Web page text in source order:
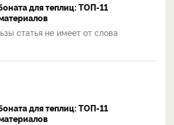
для теплиц: ТОП-11
статья не имеет от слова
для теплиц: ТОП-11